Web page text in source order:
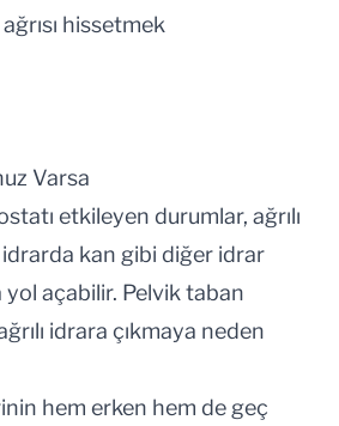
hissetmek
Varsa
etkileyen durumlar, ağrılı
idrarda kan gibi diğer idrar
yol açabilir. Pelvik taban
idrara çıkmaya neden
hem erken hem de geç